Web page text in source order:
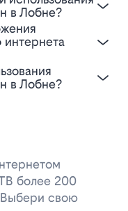
в Лобне?
в Лобне?
более 200
Выбери свою